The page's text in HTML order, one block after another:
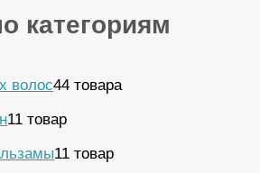
категориям
волос44 товара
11 товар
11 товар